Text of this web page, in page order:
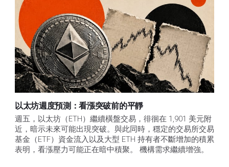
以太坊週度預測：看漲突破前的平靜
週五，以太坊（ETH）繼續橫盤交易，徘徊在 1,901 美元附
近，暗示未來可能出現突破。與此同時，穩定的交易所交易
基金（ETF）資金流入以及大型 ETH 持有者不斷增加的積累
表明，看漲壓力可能正在暗中積聚。 機構需求繼續增強。